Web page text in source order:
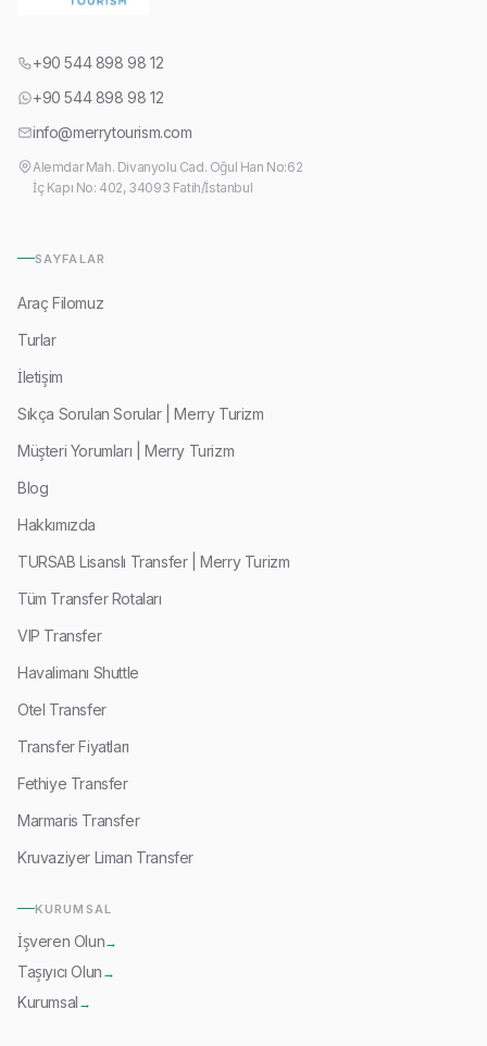
+90 544 898 98 12
+90 544 898 98 12
info@merrytourism.com
Alemdar Mah. Divanyolu Cad. Oğul Han No:62
İç Kapı No: 402, 34093 Fatih/İstanbul
SAYFALAR
Araç Filomuz
Turlar
İletişim
Sıkça Sorulan Sorular | Merry Turizm
Müşteri Yorumları | Merry Turizm
Blog
Hakkımızda
TURSAB Lisanslı Transfer | Merry Turizm
Tüm Transfer Rotaları
VIP Transfer
Havalimanı Shuttle
Otel Transfer
Transfer Fiyatları
Fethiye Transfer
Marmaris Transfer
Kruvaziyer Liman Transfer
KURUMSAL
İşveren Olun→
Taşıyıcı Olun →
Kurumsal →